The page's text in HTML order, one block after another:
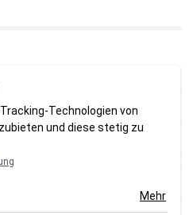
Reserve
mit 2:0
beim Delmenhorster TB
verliert zum Bezirksliga-
Technologien von
und diese stetig zu
Mehr